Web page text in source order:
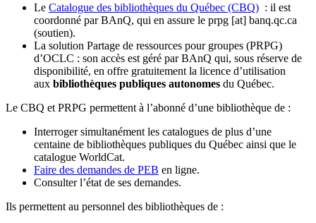
Le Catalogue des bibliothèques du Québec (CBQ) : il est
coordonné par BAnQ, qui en assure le prpg [at] banq.qc.ca
(soutien).
La solution Partage de ressources pour groupes (PRPG)
d’OCLC : son accès est géré par BAnQ qui, sous réserve de
disponibilité, en offre gratuitement la licence d’utilisation
aux bibliothèques publiques autonomes du Québec.
Le CBQ et PRPG permettent à l’abonné d’une bibliothèque de :
Interroger simultanément les catalogues de plus d’une
centaine de bibliothèques publiques du Québec ainsi que le
catalogue WorldCat.
Faire des demandes de PEB en ligne.
Consulter l’état de ses demandes.
Ils permettent au personnel des bibliothèques de :